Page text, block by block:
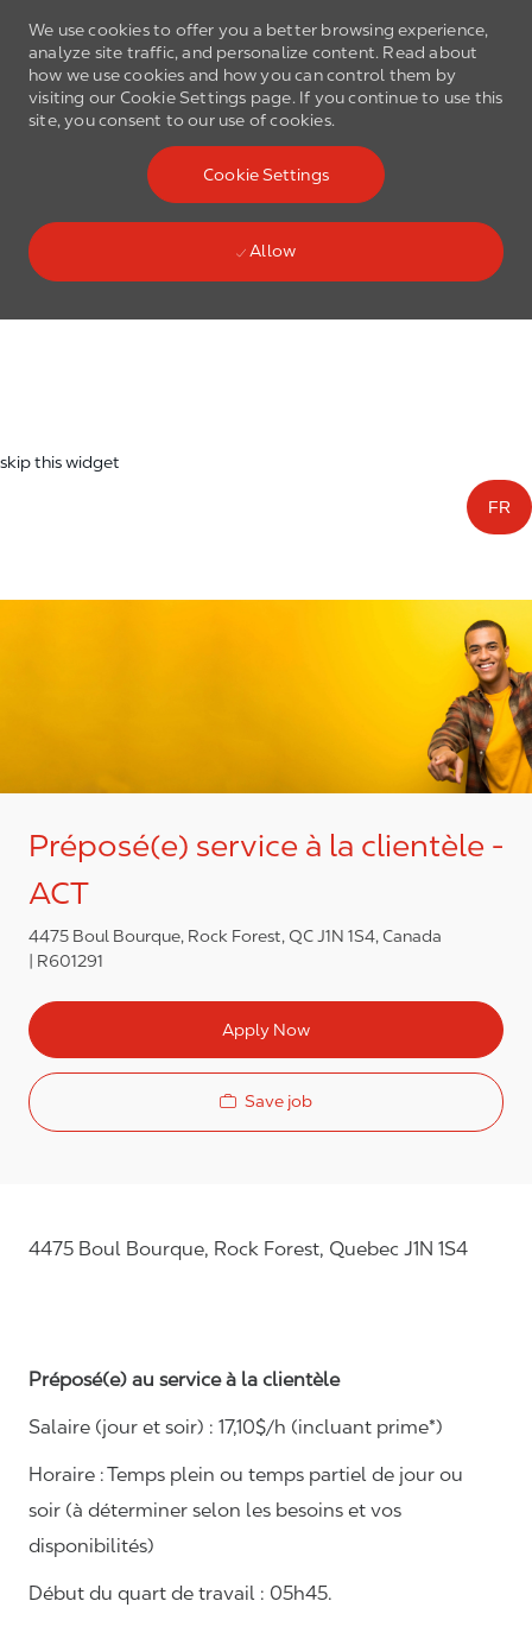
We use cookies to offer you a better browsing experience,
analyze site traffic, and personalize content. Read about
how we use cookies and how you can control them by
visiting our Cookie Settings page. If you continue to use this
site, you consent to our use of cookies.
Cookie Settings
Allow
Skip to main content
skip this widget
FR
Préposé(e) service à la clientèle -
ACT
4475 Boul Bourque, Rock Forest, QC J1N 1S4, Canada
R601291
Apply Now
Save job
4475 Boul Bourque, Rock Forest, Quebec J1N 1S4
Préposé(e) au service à la clientèle
Salaire (jour et soir) : 17,10$/h (incluant prime*)
Horaire :Temps plein ou temps partiel de jour ou
soir (à déterminer selon les besoins et vos
disponibilités)
Début du quart de travail : 05h45.